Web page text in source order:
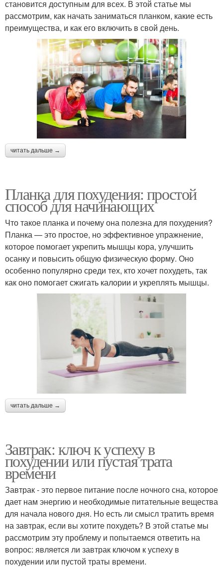
становится доступным для всех. В этой статье мы
рассмотрим, как начать заниматься планком, какие есть
преимущества, и как его включить в свой день.
читать дальше →
Планка для похудения: простой
способ для начинающих
Что такое планка и почему она полезна для похудения?
Планка — это простое, но эффективное упражнение,
которое помогает укрепить мышцы кора, улучшить
осанку и повысить общую физическую форму. Оно
особенно популярно среди тех, кто хочет похудеть, так
как оно помогает сжигать калории и укреплять мышцы.
читать дальше →
Завтрак: ключ к успеху в
похудении или пустая трата
времени
Завтрак - это первое питание после ночного сна, которое
дает нам энергию и необходимые питательные вещества
для начала нового дня. Но есть ли смысл тратить время
на завтрак, если вы хотите похудеть? В этой статье мы
рассмотрим эту проблему и попытаемся ответить на
вопрос: является ли завтрак ключом к успеху в
похудении или пустой траты времени.